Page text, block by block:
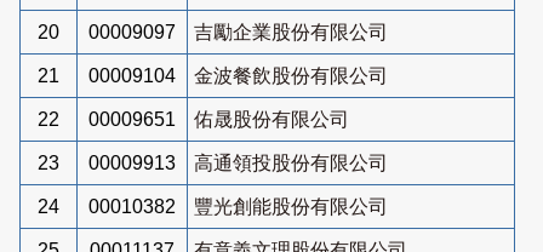
20 00009097 吉勵企業股份有限公司
21 00009104 金波餐飲股份有限公司
22 00009651 佑晟股份有限公司
23 00009913 高通領投股份有限公司
24 00010382 豐光創能股份有限公司